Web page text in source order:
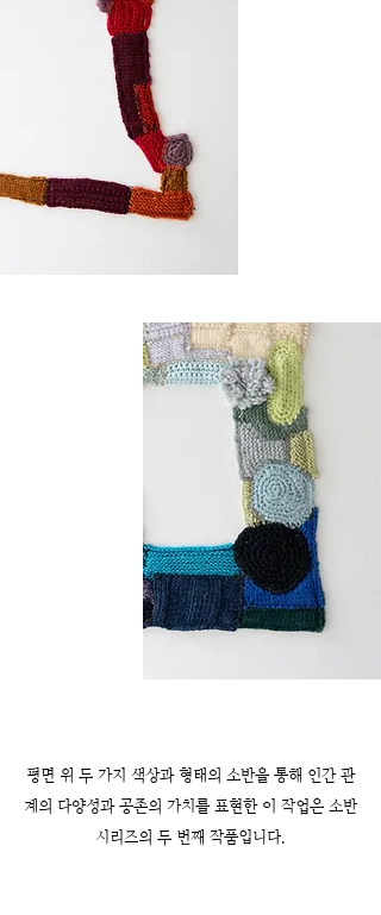
평면 위 두 가지 색상과 형태의 소반을 통해 인간 관
계의 다양성과 공존의 가치를 표현한 이 작업은 소반
시리즈의 두 번째 작품입니다.